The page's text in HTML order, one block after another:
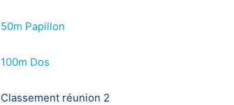
50m Papillon
100m Dos
Classement réunion 2